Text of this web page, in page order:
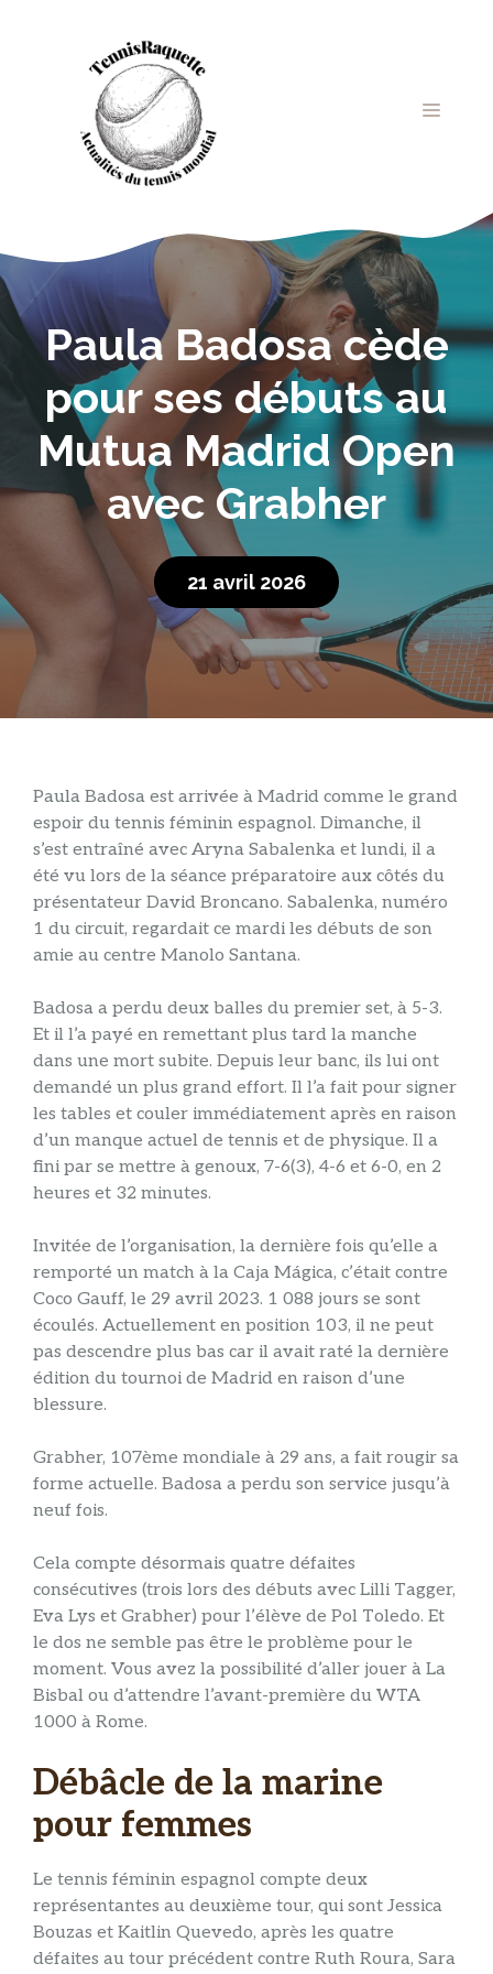
MENU
Paula Badosa cède
pour ses débuts au
Mutua Madrid Open
avec Grabher
21 avril 2026
Paula Badosa est arrivée à Madrid comme le grand
espoir du tennis féminin espagnol. Dimanche, il
s’est entraîné avec Aryna Sabalenka et lundi, il a
été vu lors de la séance préparatoire aux côtés du
présentateur David Broncano. Sabalenka, numéro
1 du circuit, regardait ce mardi les débuts de son
amie au centre Manolo Santana.
Badosa a perdu deux balles du premier set, à 5-3.
Et il l’a payé en remettant plus tard la manche
dans une mort subite. Depuis leur banc, ils lui ont
demandé un plus grand effort. Il l’a fait pour signer
les tables et couler immédiatement après en raison
d’un manque actuel de tennis et de physique. Il a
fini par se mettre à genoux, 7-6(3), 4-6 et 6-0, en 2
heures et 32 ​​minutes.
Invitée de l’organisation, la dernière fois qu’elle a
remporté un match à la Caja Mágica, c’était contre
Coco Gauff, le 29 avril 2023. 1 088 jours se sont
écoulés. Actuellement en position 103, il ne peut
pas descendre plus bas car il avait raté la dernière
édition du tournoi de Madrid en raison d’une
blessure.
Grabher, 107ème mondiale à 29 ans, a fait rougir sa
forme actuelle. Badosa a perdu son service jusqu’à
neuf fois.
Cela compte désormais quatre défaites
consécutives (trois lors des débuts avec Lilli Tagger,
Eva Lys et Grabher) pour l’élève de Pol Toledo. Et
le dos ne semble pas être le problème pour le
moment. Vous avez la possibilité d’aller jouer à La
Bisbal ou d’attendre l’avant-première du WTA
1000 à Rome.
Débâcle de la marine
pour femmes
Le tennis féminin espagnol compte deux
représentantes au deuxième tour, qui sont Jessica
Bouzas et Kaitlin Quevedo, après les quatre
défaites au tour précédent contre Ruth Roura, Sara